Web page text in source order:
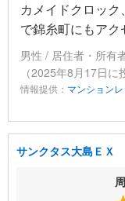
カメイドクロッ
で錦糸町にもアク
男性 / 居住者・所有
（2025年8月17日に
情報提供： マンション
サンクタス大島ＥＸ